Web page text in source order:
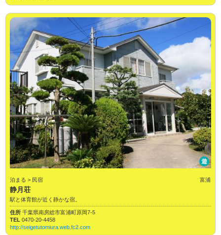
遊
泊まる > 民宿 富浦
静月荘
駅と体育館が近く静かな宿。
住所千葉県南房総市富浦町原岡7-5
TEL0470-20-4458
http://seigetutomiura.web.fc2.com